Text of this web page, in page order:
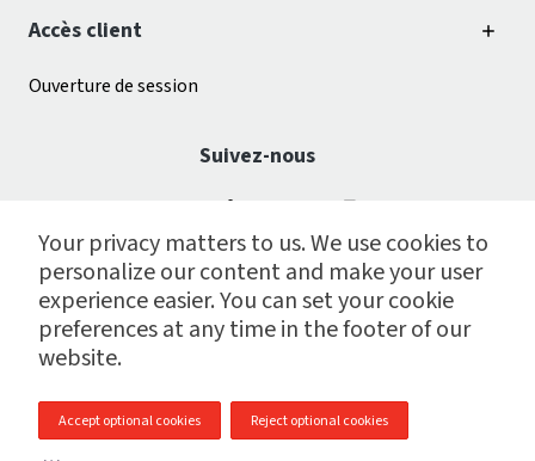
Your privacy matters to us. We use cookies to
personalize our content and make your user
experience easier. You can set your cookie
preferences at any time in the footer of our
website.
Accept optional cookies Reject optional cookies
Accès client
Ouverture de session
Suivez-nous
© 2009 - 2026 Centre de services de paie CGI inc.